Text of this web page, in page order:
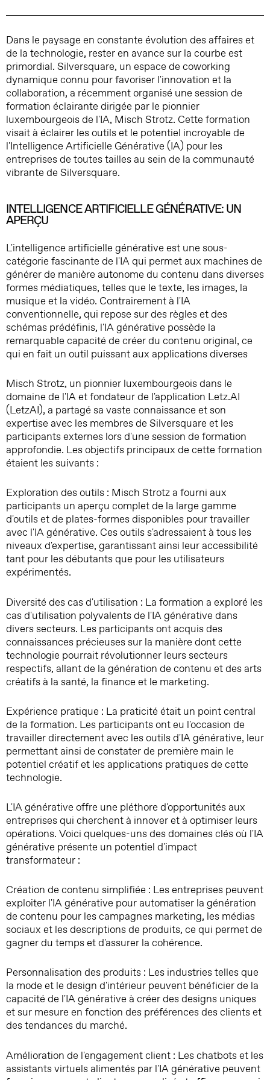
Dans le paysage en constante évolution des affaires et
de la technologie, rester en avance sur la courbe est
primordial. Silversquare, un espace de coworking
dynamique connu pour favoriser l'innovation et la
collaboration, a récemment organisé une session de
formation éclairante dirigée par le pionnier
luxembourgeois de l'IA, Misch Strotz. Cette formation
visait à éclairer les outils et le potentiel incroyable de
l'Intelligence Artificielle Générative (IA) pour les
entreprises de toutes tailles au sein de la communauté
vibrante de Silversquare.
INTELLIGENCE ARTIFICIELLE GÉNÉRATIVE: UN
APERÇU
L'intelligence artificielle générative est une sous-
catégorie fascinante de l'IA qui permet aux machines de
générer de manière autonome du contenu dans diverses
formes médiatiques, telles que le texte, les images, la
musique et la vidéo. Contrairement à l'IA
conventionnelle, qui repose sur des règles et des
schémas prédéfinis, l'IA générative possède la
remarquable capacité de créer du contenu original, ce
qui en fait un outil puissant aux applications diverses
Misch Strotz, un pionnier luxembourgeois dans le
domaine de l'IA et fondateur de l'application Letz.AI
(LetzAI), a partagé sa vaste connaissance et son
expertise avec les membres de Silversquare et les
participants externes lors d'une session de formation
approfondie. Les objectifs principaux de cette formation
étaient les suivants :
Exploration des outils : Misch Strotz a fourni aux
participants un aperçu complet de la large gamme
d'outils et de plates-formes disponibles pour travailler
avec l'IA générative. Ces outils s'adressaient à tous les
niveaux d'expertise, garantissant ainsi leur accessibilité
tant pour les débutants que pour les utilisateurs
expérimentés.
Diversité des cas d'utilisation : La formation a exploré les
cas d'utilisation polyvalents de l'IA générative dans
divers secteurs. Les participants ont acquis des
connaissances précieuses sur la manière dont cette
technologie pourrait révolutionner leurs secteurs
respectifs, allant de la génération de contenu et des arts
créatifs à la santé, la finance et le marketing.
Expérience pratique : La praticité était un point central
de la formation. Les participants ont eu l'occasion de
travailler directement avec les outils d'IA générative, leur
permettant ainsi de constater de première main le
potentiel créatif et les applications pratiques de cette
technologie.
L'IA générative offre une pléthore d'opportunités aux
entreprises qui cherchent à innover et à optimiser leurs
opérations. Voici quelques-uns des domaines clés où l'IA
générative présente un potentiel d'impact
transformateur :
Création de contenu simplifiée : Les entreprises peuvent
exploiter l'IA générative pour automatiser la génération
de contenu pour les campagnes marketing, les médias
sociaux et les descriptions de produits, ce qui permet de
gagner du temps et d'assurer la cohérence.
Personnalisation des produits : Les industries telles que
la mode et le design d'intérieur peuvent bénéficier de la
capacité de l'IA générative à créer des designs uniques
et sur mesure en fonction des préférences des clients et
des tendances du marché.
Amélioration de l'engagement client : Les chatbots et les
assistants virtuels alimentés par l'IA générative peuvent